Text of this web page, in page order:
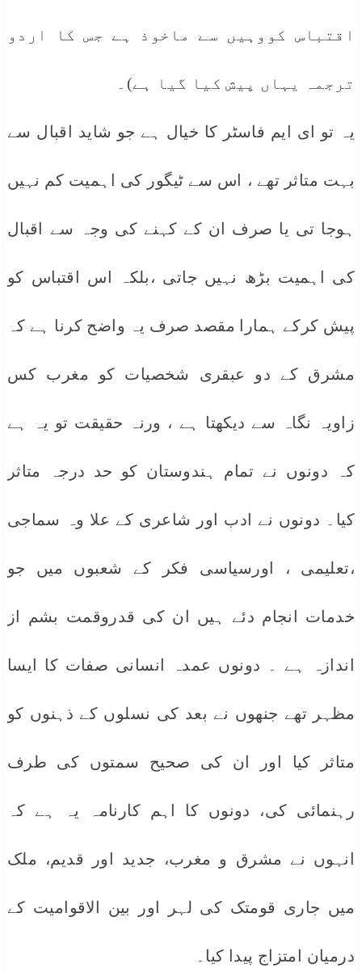
اقتباس کووہیں سے ماخوذ ہے جس کا اردو
ترجمہ یہاں پیش کیا گیا ہے)۔
یہ تو ای ایم فاسٹر کا خیال ہے جو شاید اقبال سے
بہت متاثر تھے ، اس سے ٹیگور کی اہمیت کم نہیں
ہوجا تی یا صرف ان کے کہنے کی وجہ سے اقبال
کی اہمیت بڑھ نہیں جاتی ،بلکہ اس اقتباس کو
پیش کرکے ہمارا مقصد صرف یہ واضح کرنا ہے کہ
مشرق کے دو عبقری شخصیات کو مغرب کس
زاویہ نگاہ سے دیکھتا ہے ، ورنہ حقیقت تو یہ ہے
کہ دونوں نے تمام ہندوستان کو حد درجہ متاثر
کیا۔ دونوں نے ادب اور شاعری کے علا وہ سماجی
،تعلیمی ، اورسیاسی فکر کے شعبوں میں جو
خدمات انجام دئے ہیں ان کی قدروقمت بشم از
اندازہ ہے ۔ دونوں عمدہ انسانی صفات کا ایسا
مظہر تھے جنھوں نے بعد کی نسلوں کے ذہنوں کو
متاثر کیا اور ان کی صحیح سمتوں کی طرف
رہنمائی کی، دونوں کا اہم کارنامہ یہ ہے کہ
انہوں نے مشرق و مغرب، جدید اور قدیم، ملک
میں جاری قومتک کی لہر اور بین الاقوامیت کے
درمیان امتزاج پیدا کیا۔